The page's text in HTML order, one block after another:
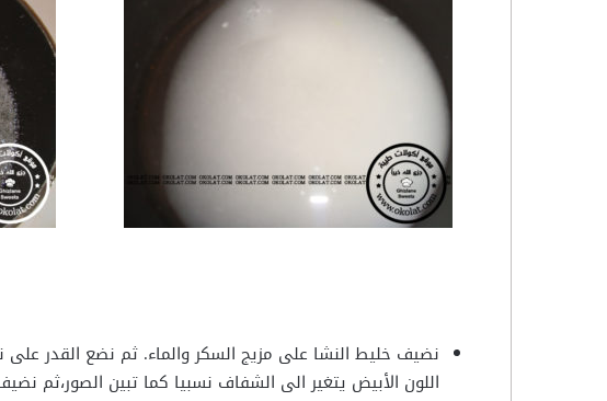
اللون الأبيض يتغير الى الشفاف نسبيا كما تبين الصور،ثم